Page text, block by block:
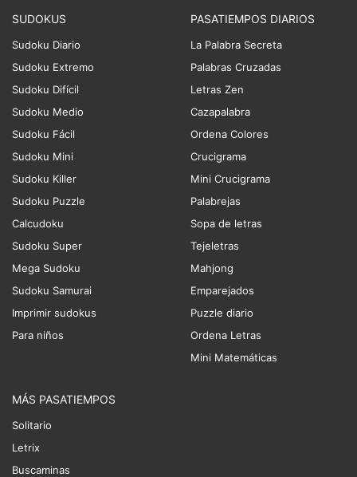
SUDOKUS
Sudoku Diario
Sudoku Extremo
Sudoku Difícil
Sudoku Medio
Sudoku Fácil
Sudoku Mini
Sudoku Killer
Sudoku Puzzle
Calcudoku
Sudoku Super
Mega Sudoku
Sudoku Samurai
Imprimir sudokus
Para niños
PASATIEMPOS DIARIOS
La Palabra Secreta
Palabras Cruzadas
Letras Zen
Cazapalabra
Ordena Colores
Crucigrama
Mini Crucigrama
Palabrejas
Sopa de letras
Tejeletras
Mahjong
Emparejados
Puzzle diario
Ordena Letras
Mini Matemáticas
MÁS PASATIEMPOS
Solitario
Letrix
Buscaminas